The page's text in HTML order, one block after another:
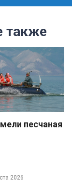
также
песчаная
2026